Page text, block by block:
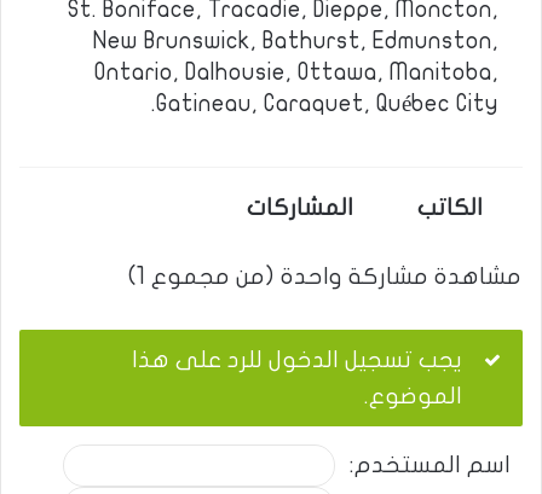
St. Boniface, Tracadie, Dieppe, Moncton,
New Brunswick, Bathurst, Edmunston,
Ontario, Dalhousie, Ottawa, Manitoba,
Gatineau, Caraquet, Québec City.
الكاتب المشاركات
مشاهدة مشاركة واحدة (من مجموع 1)
يجب تسجيل الدخول للرد على هذا
الموضوع.
اسم المستخدم: